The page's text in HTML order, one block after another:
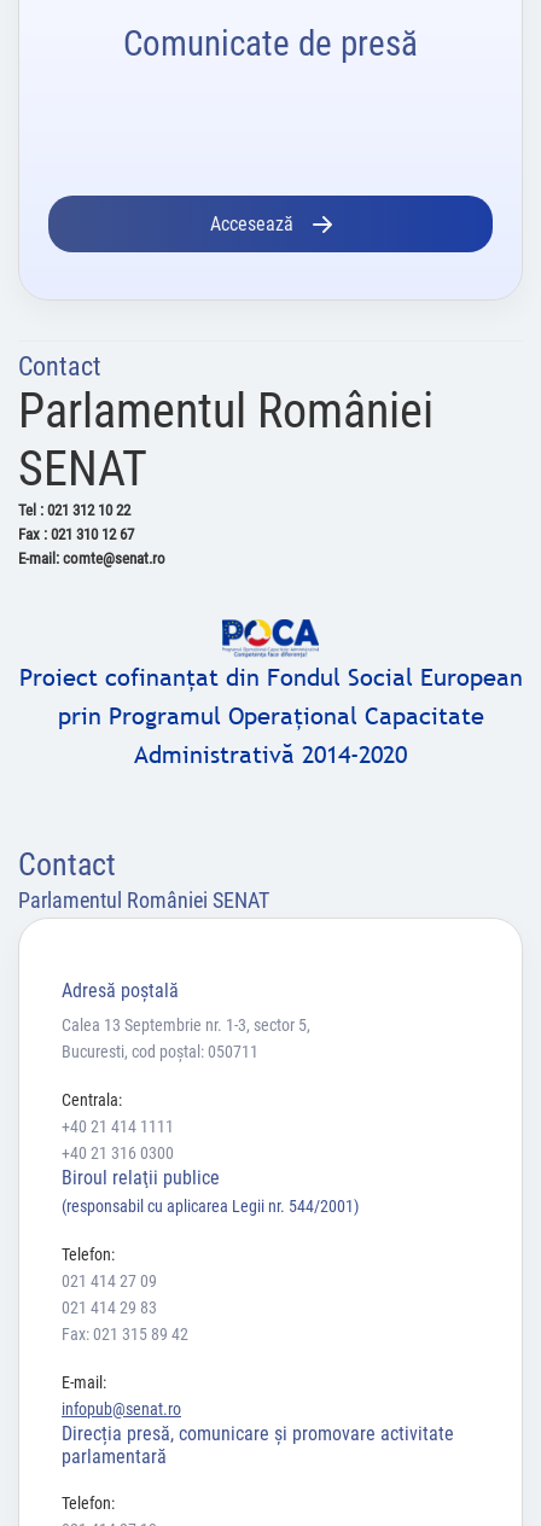
Comunicate de presă
Accesează
Contact
Parlamentul României
SENAT
Tel : 021 312 10 22
Fax : 021 310 12 67
E-mail: comte@senat.ro
Proiect cofinanţat din Fondul Social European
prin Programul Operaţional Capacitate
Administrativă 2014-2020
Contact
Parlamentul României SENAT
Adresă poştală
Calea 13 Septembrie nr. 1-3, sector 5,
Bucuresti, cod poștal: 050711
Centrala:
+40 21 414 1111
+40 21 316 0300
Biroul relaţii publice
(responsabil cu aplicarea Legii nr. 544/2001)
Telefon:
021 414 27 09
021 414 29 83
Fax: 021 315 89 42
E-mail:
infopub@senat.ro
Direcția presă, comunicare și promovare activitate
parlamentară
Telefon: